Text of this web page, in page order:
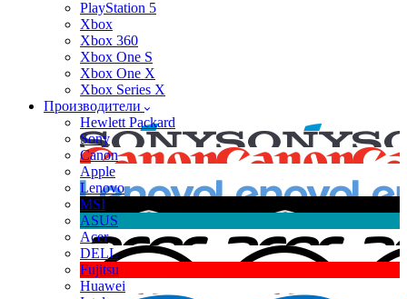
PlayStation 5
Xbox
Xbox 360
Xbox One S
Xbox One X
Xbox Series X
Производители
Hewlett Packard
Sony
Canon
Apple
Lenovo
MSI
ASUS
Acer
DELL
Fujitsu
Huawei